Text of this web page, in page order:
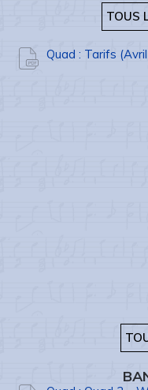
TOUS
Quad : Tarifs